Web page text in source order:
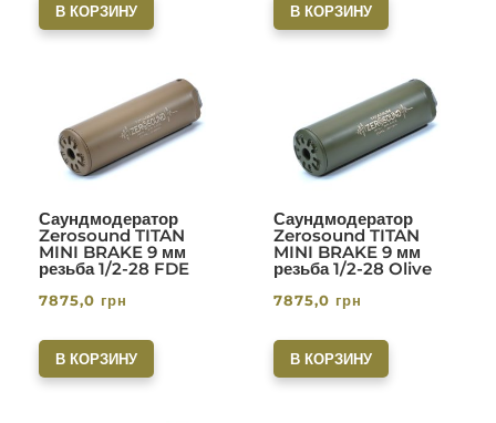
В КОРЗИНУ В КОРЗИНУ
Саундмодератор
Zerosound TITAN
MINI BRAKE 9 мм
резьба 1/2-28 FDE
7875,0 грн
В КОРЗИНУ
Саундмодератор
Zerosound TITAN
MINI BRAKE 9 мм
резьба 1/2-28 Olive
7875,0 грн
В КОРЗИНУ